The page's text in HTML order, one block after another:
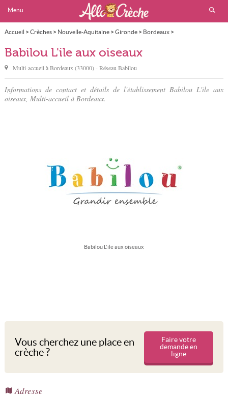
Menu
Accueil > Crèches> Nouvelle-Aquitaine> Gironde> Bordeaux>
Babilou L'ile aux oiseaux
Babilou L'ile aux oiseaux
Multi-accueil àBordeaux (33000) - Réseau Babilou
Informations de contact et détails de l'établissement Babilou L'ile aux
oiseaux, Multi-accueil à Bordeaux.
Babilou L'ile aux oiseaux
Vous cherchez une place en
crèche ?
Faire votre
demande en
ligne
Adresse